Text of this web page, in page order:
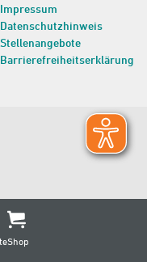
Impressum
Datenschutzhinweis
Stellenangebote
Barrierefreiheitserklärung
Shop